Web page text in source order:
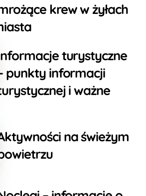
krew w żyłach
turystyczne
punkty informacji
i ważne
na świeżym